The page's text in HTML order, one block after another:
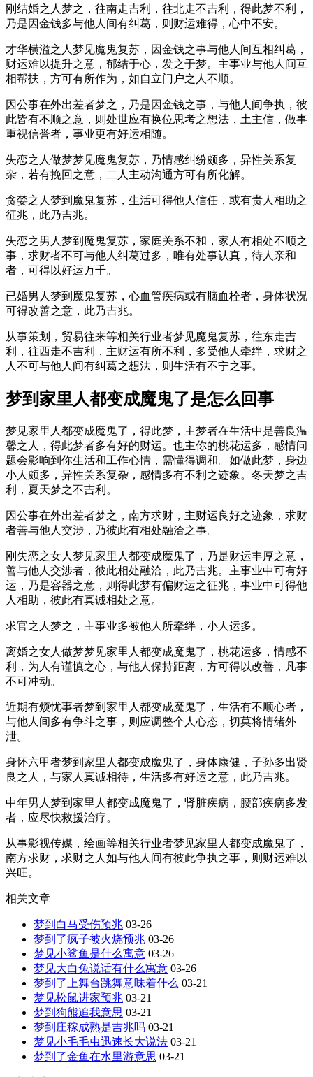
刚结婚之人梦之，往南走吉利，往北走不吉利，得此梦不利，
乃是因金钱多与他人间有纠葛，则财运难得，心中不安。
才华横溢之人梦见魔鬼复苏，因金钱之事与他人间互相纠葛，
财运难以提升之意，郁结于心，发之于梦。主事业与他人间互
相帮扶，方可有所作为，如自立门户之人不顺。
因公事在外出差者梦之，乃是因金钱之事，与他人间争执，彼
此皆有不顺之意，则处世应有换位思考之想法，土主信，做事
重视信誉者，事业更有好运相随。
失恋之人做梦梦见魔鬼复苏，乃情感纠纷颇多，异性关系复
杂，若有挽回之意，二人主动沟通方可有所化解。
贪婪之人梦到魔鬼复苏，生活可得他人信任，或有贵人相助之
征兆，此乃吉兆。
失恋之男人梦到魔鬼复苏，家庭关系不和，家人有相处不顺之
事，求财者不可与他人纠葛过多，唯有处事认真，待人亲和
者，可得以好运万千。
已婚男人梦到魔鬼复苏，心血管疾病或有脑血栓者，身体状况
可得改善之意，此乃吉兆。
从事策划，贸易往来等相关行业者梦见魔鬼复苏，往东走吉
利，往西走不吉利，主财运有所不利，多受他人牵绊，求财之
人不可与他人间有纠葛之想法，则生活有不宁之事。
梦到家里人都变成魔鬼了是怎么回事
梦见家里人都变成魔鬼了，得此梦，主梦者在生活中是善良温
馨之人，得此梦者多有好的财运。也主你的桃花运多，感情问
题会影响到你生活和工作心情，需懂得调和。如做此梦，身边
小人颇多，异性关系复杂，感情多有不利之迹象。冬天梦之吉
利，夏天梦之不吉利。
因公事在外出差者梦之，南方求财，主财运良好之迹象，求财
者善与他人交涉，乃彼此有相处融洽之事。
刚失恋之女人梦见家里人都变成魔鬼了，乃是财运丰厚之意，
善与他人交涉者，彼此相处融洽，此乃吉兆。主事业中可有好
运，乃是容器之意，则得此梦有偏财运之征兆，事业中可得他
人相助，彼此有真诚相处之意。
求官之人梦之，主事业多被他人所牵绊，小人运多。
离婚之女人做梦梦见家里人都变成魔鬼了，桃花运多，情感不
利，为人有谨慎之心，与他人保持距离，方可得以改善，凡事
不可冲动。
近期有烦忧事者梦到家里人都变成魔鬼了，生活有不顺心者，
与他人间多有争斗之事，则应调整个人心态，切莫将情绪外
泄。
身怀六甲者梦到家里人都变成魔鬼了，身体康健，子孙多出贤
良之人，与家人真诚相待，生活多有好运之意，此乃吉兆。
中年男人梦到家里人都变成魔鬼了，肾脏疾病，腰部疾病多发
者，应尽快救援治疗。
从事影视传媒，绘画等相关行业者梦见家里人都变成魔鬼了，
南方求财，求财之人如与他人间有彼此争执之事，则财运难以
兴旺。
相关文章
梦到白马受伤预兆 03-26
梦到了疯子被火烧预兆 03-26
梦见小鲨鱼是什么寓意 03-26
梦见大白兔说话有什么寓意 03-26
梦到了上舞台跳舞意味着什么 03-21
梦见松鼠进家预兆 03-21
梦到狗熊追我意思 03-21
梦到庄稼成熟是吉兆吗 03-21
梦见小毛毛虫迅速长大说法 03-21
梦到了金鱼在水里游意思 03-21